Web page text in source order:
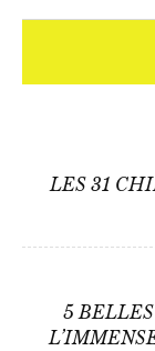
deLES 31
5